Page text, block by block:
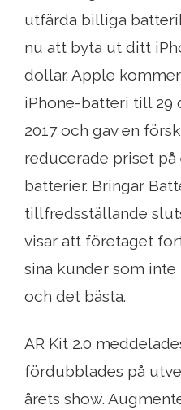
utfärda billiga
nu att byta ut ditt
dollar. Apple
iPhone-batteri till 29
2017 och gav en
reducerade priset på
batterier. Bringar
tillfredsställande
visar att företaget
sina kunder som
och det bästa.
AR Kit 2.0
fördubblades på
årets show.